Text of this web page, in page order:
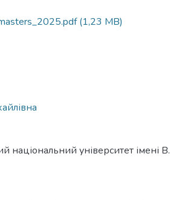
(1,23 MB)
національний університет імені В.